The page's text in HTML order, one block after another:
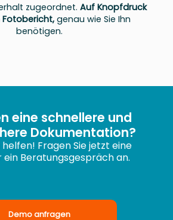
zugeordnet. Auf Knopfdruck
genau wie Sie Ihn
benötigen.
eine schnellere und
Dokumentation?
Fragen Sie jetzt eine
ein Beratungsgespräch an.
Demo anfragen